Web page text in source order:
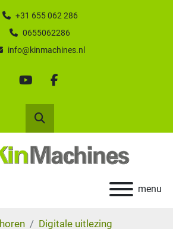
+31 655 062 286
0655062286
info@kinmachines.nl
youtubefacebook
Zoek
menu
Digitale uitlezing